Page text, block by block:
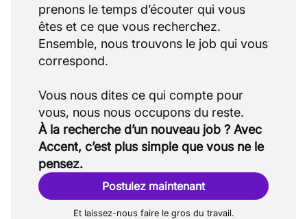
prenons le temps d’écouter qui vous
êtes et ce que vous recherchez.
Ensemble, nous trouvons le job qui vous
correspond.
Vous nous dites ce qui compte pour
À la recherche d’un nouveau job ? Avec
Accent, c’est plus simple que vous ne le
pensez.
Postulez maintenant
Et laissez-nous faire le gros du travail.